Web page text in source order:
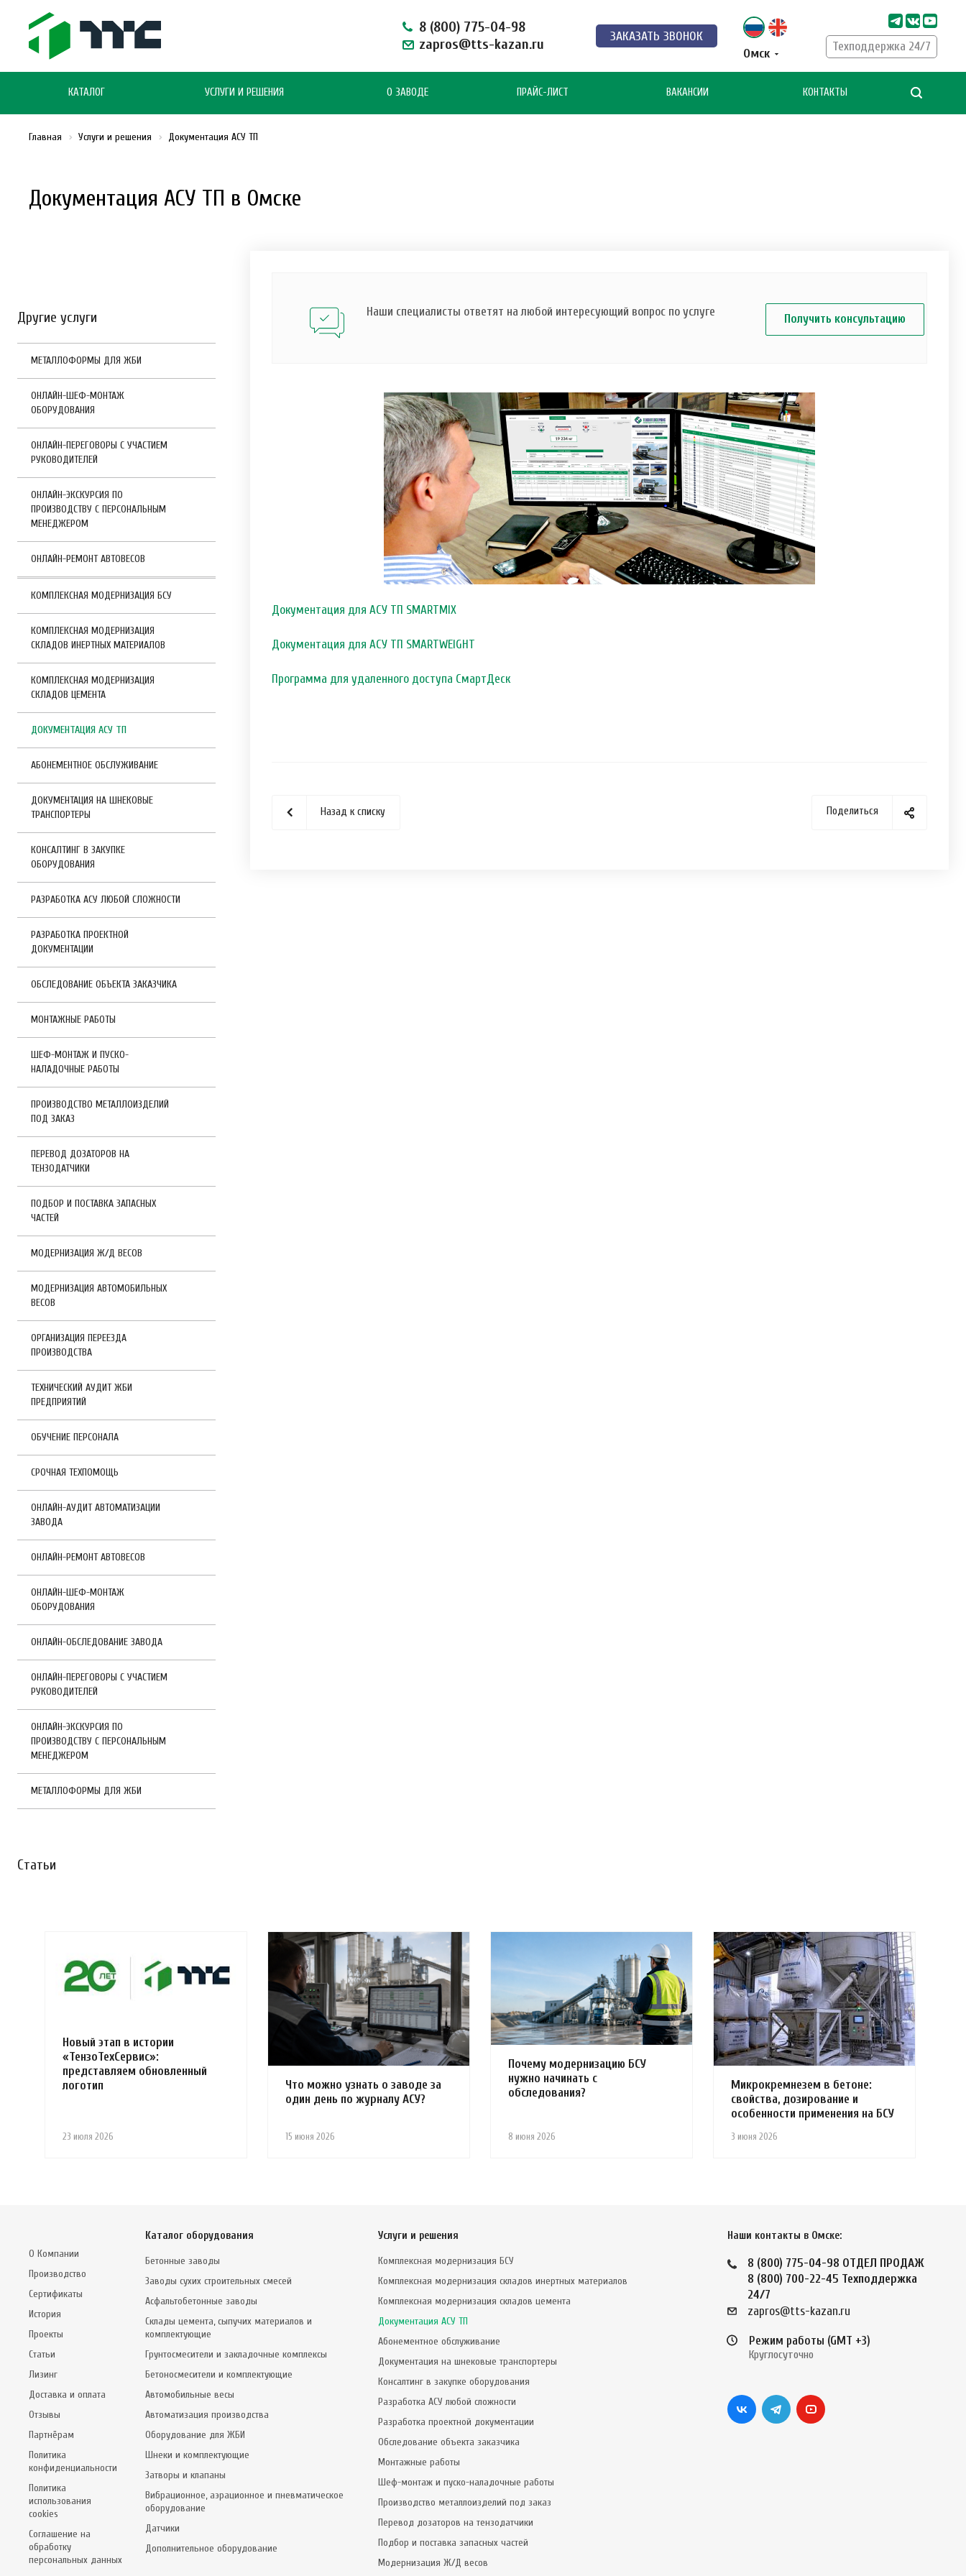
8 (800) 775-04-98
zapros@tts-kazan.ru
ЗАКАЗАТЬ ЗВОНОК
Омск
Техподдержка 24/7
КАТАЛОГ УСЛУГИ И РЕШЕНИЯ О ЗАВОДЕ ПРАЙС-ЛИСТ ВАКАНСИИ КОНТАКТЫ
Документация АСУ ТП в Омске
Главная Услуги и решения Документация АСУ ТП
Наши специалисты ответят на любой интересующий вопрос по услуге
Получить консультацию
Документация для АСУ ТП SMARTMIX
Документация для АСУ ТП SMARTWEIGHT
Программа для удаленного доступа СмартДеск
Поделиться
Назад к списку
Другие услуги
МЕТАЛЛОФОРМЫ ДЛЯ ЖБИ
ОНЛАЙН-ШЕФ-МОНТАЖ
ОБОРУДОВАНИЯ
ОНЛАЙН-ПЕРЕГОВОРЫ С УЧАСТИЕМ
РУКОВОДИТЕЛЕЙ
ОНЛАЙН-ЭКСКУРСИЯ ПО
ПРОИЗВОДСТВУ С ПЕРСОНАЛЬНЫМ
МЕНЕДЖЕРОМ
ОНЛАЙН-РЕМОНТ АВТОВЕСОВ
КОМПЛЕКСНАЯ МОДЕРНИЗАЦИЯ БСУ
КОМПЛЕКСНАЯ МОДЕРНИЗАЦИЯ
СКЛАДОВ ИНЕРТНЫХ МАТЕРИАЛОВ
КОМПЛЕКСНАЯ МОДЕРНИЗАЦИЯ
СКЛАДОВ ЦЕМЕНТА
ДОКУМЕНТАЦИЯ АСУ ТП
АБОНЕМЕНТНОЕ ОБСЛУЖИВАНИЕ
ДОКУМЕНТАЦИЯ НА ШНЕКОВЫЕ
ТРАНСПОРТЕРЫ
КОНСАЛТИНГ В ЗАКУПКЕ
ОБОРУДОВАНИЯ
РАЗРАБОТКА АСУ ЛЮБОЙ СЛОЖНОСТИ
РАЗРАБОТКА ПРОЕКТНОЙ
ДОКУМЕНТАЦИИ
ОБСЛЕДОВАНИЕ ОБЪЕКТА ЗАКАЗЧИКА
МОНТАЖНЫЕ РАБОТЫ
ШЕФ-МОНТАЖ И ПУСКО-
НАЛАДОЧНЫЕ РАБОТЫ
ПРОИЗВОДСТВО МЕТАЛЛОИЗДЕЛИЙ
ПОД ЗАКАЗ
ПЕРЕВОД ДОЗАТОРОВ НА
ТЕНЗОДАТЧИКИ
ПОДБОР И ПОСТАВКА ЗАПАСНЫХ
ЧАСТЕЙ
МОДЕРНИЗАЦИЯ Ж/Д ВЕСОВ
МОДЕРНИЗАЦИЯ АВТОМОБИЛЬНЫХ
ВЕСОВ
ОРГАНИЗАЦИЯ ПЕРЕЕЗДА
ПРОИЗВОДСТВА
ТЕХНИЧЕСКИЙ АУДИТ ЖБИ
ПРЕДПРИЯТИЙ
ОБУЧЕНИЕ ПЕРСОНАЛА
СРОЧНАЯ ТЕХПОМОЩЬ
ОНЛАЙН-АУДИТ АВТОМАТИЗАЦИИ
ЗАВОДА
ОНЛАЙН-РЕМОНТ АВТОВЕСОВ
ОНЛАЙН-ШЕФ-МОНТАЖ
ОБОРУДОВАНИЯ
ОНЛАЙН-ОБСЛЕДОВАНИЕ ЗАВОДА
ОНЛАЙН-ПЕРЕГОВОРЫ С УЧАСТИЕМ
РУКОВОДИТЕЛЕЙ
ОНЛАЙН-ЭКСКУРСИЯ ПО
ПРОИЗВОДСТВУ С ПЕРСОНАЛЬНЫМ
МЕНЕДЖЕРОМ
МЕТАЛЛОФОРМЫ ДЛЯ ЖБИ
Статьи
23 июля 2026
Новый этап в истории
«ТензоТехСервис»:
представляем обновленный
логотип
15 июня 2026
Что можно узнать о заводе за
один день по журналу АСУ?
8 июня 2026
Почему модернизацию БСУ
нужно начинать с
обследования?
3 июня 2026
Микрокремнезем в бетоне:
свойства, дозирование и
особенности применения на БСУ
О Компании
Производство
Сертификаты
История
Проекты
Статьи
Лизинг
Доставка и оплата
Отзывы
Партнёрам
Политика
конфиденциальности
Политика
использования
cookies
Соглашение на
обработку
персональных данных
Каталог оборудования
Бетонные заводы
Заводы сухих строительных смесей
Асфальтобетонные заводы
Склады цемента, сыпучих материалов и
комплектующие
Грунтосмесители и закладочные комплексы
Бетоносмесители и комплектующие
Автомобильные весы
Автоматизация производства
Оборудование для ЖБИ
Шнеки и комплектующие
Затворы и клапаны
Вибрационное, аэрационное и пневматическое
оборудование
Датчики
Дополнительное оборудование
Услуги и решения
Комплексная модернизация БСУ
Комплексная модернизация складов инертных материалов
Комплексная модернизация складов цемента
Документация АСУ ТП
Абонементное обслуживание
Документация на шнековые транспортеры
Консалтинг в закупке оборудования
Разработка АСУ любой сложности
Разработка проектной документации
Обследование объекта заказчика
Монтажные работы
Шеф-монтаж и пуско-наладочные работы
Производство металлоизделий под заказ
Перевод дозаторов на тензодатчики
Подбор и поставка запасных частей
Модернизация Ж/Д весов
Наши контакты в Омске:
8 (800) 775-04-98 ОТДЕЛ ПРОДАЖ
8 (800) 700-22-45 Техподдержка
24/7
zapros@tts-kazan.ru
Режим работы (GMT +3)
Круглосуточно